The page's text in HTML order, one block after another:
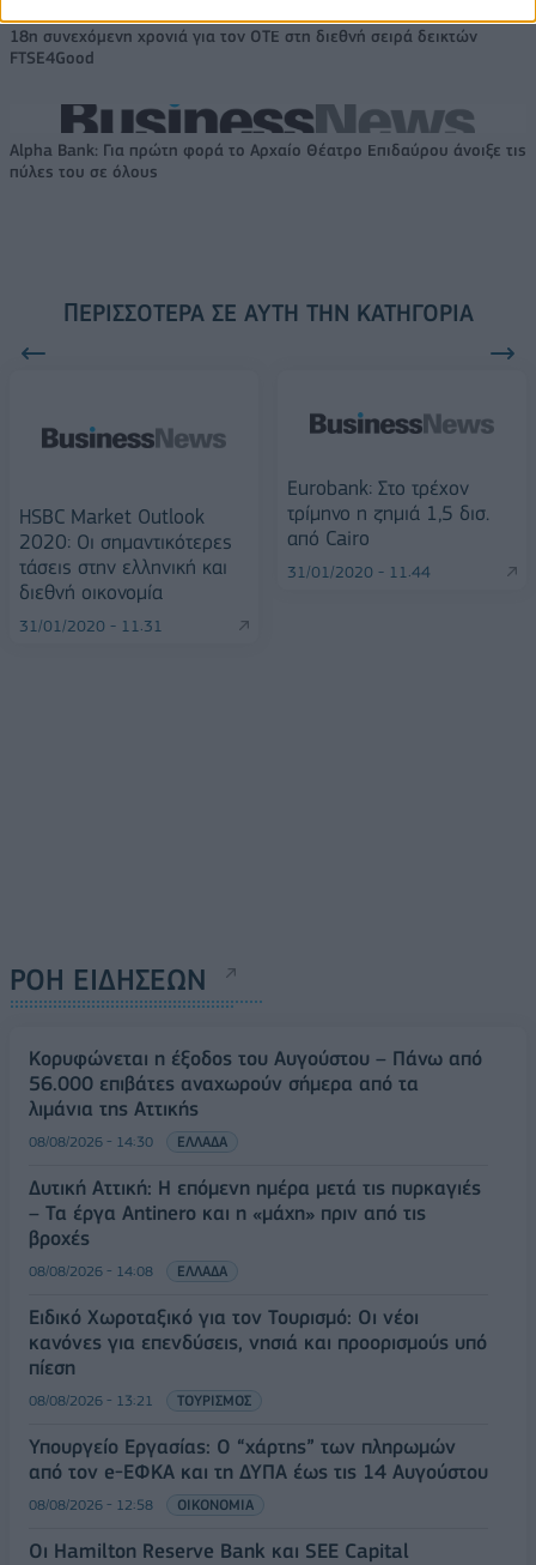
18η συνεχόμενη χρονιά για τον ΟΤΕ στη διεθνή σειρά δεικτών
FTSE4Good
Alpha Bank: Για πρώτη φορά το Αρχαίο Θέατρο Επιδαύρου άνοιξε τις
πύλες του σε όλους
ΠΕΡΙΣΣΌΤΕΡΑ ΣΕ ΑΥΤΉ ΤΗΝ ΚΑΤΗΓΟΡΊΑ
HSBC Market Outlook
2020: Οι σημαντικότερες
τάσεις στην ελληνική και
διεθνή οικονομία
31/01/2020 - 11:31
Eurobank: Στο τρέχον
τρίμηνο η ζημιά 1,5 δισ.
από Cairo
31/01/2020 - 11:44
ΡΟΗ ΕΙΔΗΣΕΩΝ
Κορυφώνεται η έξοδος του Αυγούστου – Πάνω από
56.000 επιβάτες αναχωρούν σήμερα από τα
λιμάνια της Αττικής
08/08/2026 - 14:30 ΕΛΛΑΔΑ
Δυτική Αττική: Η επόμενη ημέρα μετά τις πυρκαγιές
– Τα έργα Antinero και η «μάχη» πριν από τις
βροχές
08/08/2026 - 14:08 ΕΛΛΑΔΑ
Ειδικό Χωροταξικό για τον Τουρισμό: Οι νέοι
κανόνες για επενδύσεις, νησιά και προορισμούς υπό
πίεση
08/08/2026 - 13:21 ΤΟΥΡΙΣΜΟΣ
Υπουργείο Εργασίας: Ο “χάρτης” των πληρωμών
από τον e-ΕΦΚΑ και τη ΔΥΠΑ έως τις 14 Αυγούστου
08/08/2026 - 12:58 ΟΙΚΟΝΟΜΙΑ
Οι Hamilton Reserve Bank και SEE Capital